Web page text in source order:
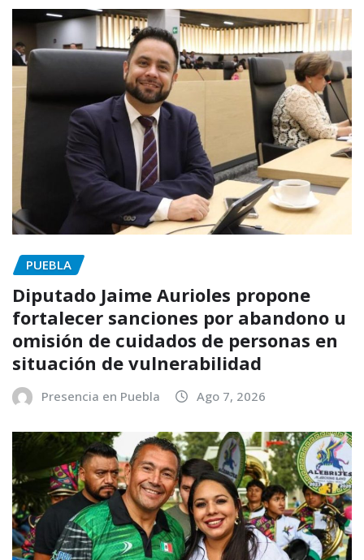
PUEBLA
Diputado Jaime Aurioles propone
fortalecer sanciones por abandono u
omisión de cuidados de personas en
situación de vulnerabilidad
Presencia en Puebla Ago 7, 2026